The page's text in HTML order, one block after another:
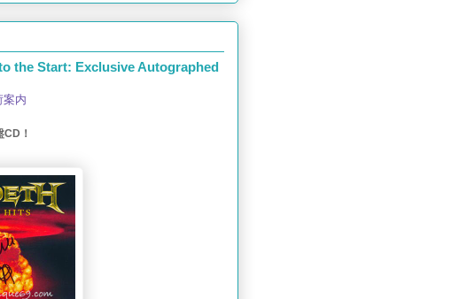
the Start: Exclusive Autographed
案内
！